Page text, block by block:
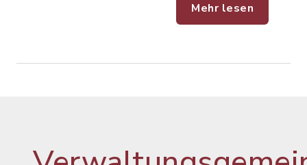
Mehr lesen